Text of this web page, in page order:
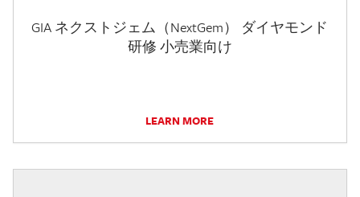
GIA ネクストジェム（NextGem） ダイヤモンド
研修 小売業向け
LEARN MORE